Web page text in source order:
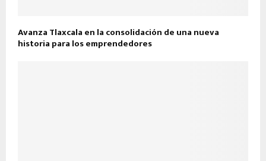
Avanza Tlaxcala en la consolidación de una nueva
historia para los emprendedores